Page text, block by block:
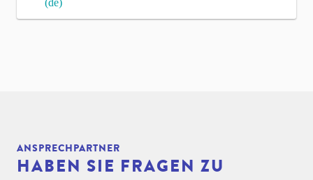
(de)
ANSPRECHPARTNER
HABEN SIE FRAGEN ZU